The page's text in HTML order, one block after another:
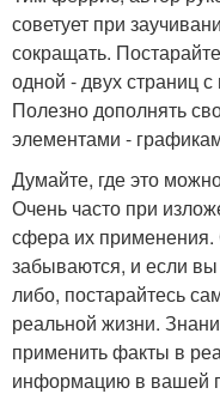
советует при
сокращать.
одной - двух страниц
Полезно дополнять
элементами -
Думайте, где это
Очень часто при
сфера их
забываются, и если вы
либо, постарайтесь
реальной жизни.
применить факты в
информацию в вашей